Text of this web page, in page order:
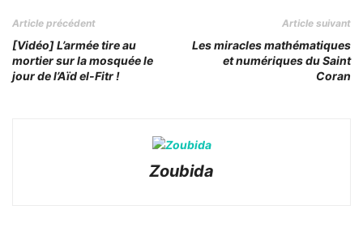
Article précédent
[Vidéo] L’armée tire au
mortier sur la mosquée le
jour de l’Aïd el-Fitr !
Article suivant
Les miracles mathématiques
et numériques du Saint
Coran
Zoubida